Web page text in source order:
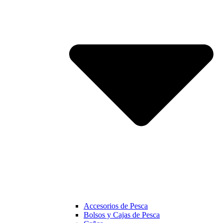
Accesorios de Pesca
Bolsos y Cajas de Pesca